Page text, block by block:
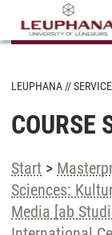
LEUPHANA SERVICE
COURSE
Start >
Sciences:
Media [ab